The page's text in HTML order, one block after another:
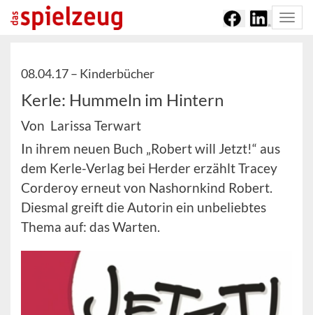
08.04.17 – Kinderbücher
Kerle: Hummeln im Hintern
Von Larissa Terwart
In ihrem neuen Buch „Robert will Jetzt!“ aus
dem Kerle-Verlag bei Herder erzählt Tracey
Corderoy erneut von Nashornkind Robert.
Diesmal greift die Autorin ein unbeliebtes
Thema auf: das Warten.